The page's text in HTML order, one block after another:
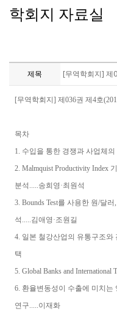
학회지 자료실
제목 [무역학회지] 제
[무역학회지] 제036권 제4호
목차
1. 수입을 통한 경쟁과 사업체
2. Malmquist Productivity Index
분석.....송희영·최원석
3. Bounds Test를 사용한 원/달
석.....김애영·조원길
4. 일본 철강산업의 유통구조와
택
5. Global Banks and International
6. 환율변동성이 수출에 미치는
연구.....이재화